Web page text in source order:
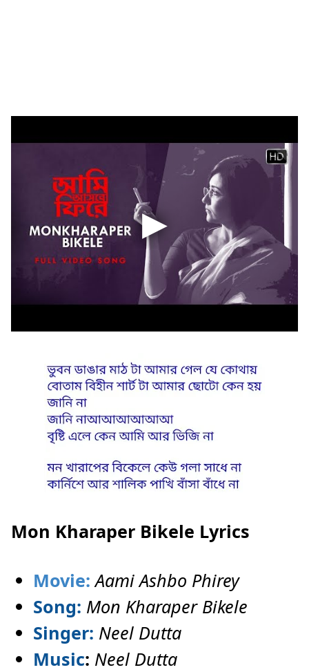
Mon Kharaper Bikele Lyrics
Movie: Aami Ashbo Phirey
Song: Mon Kharaper Bikele
Singer: Neel Dutta
Music: Neel Dutta